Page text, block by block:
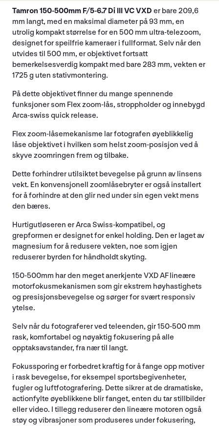
Tamron 150-500mm F/5-6.7 Di III VC VXD er bare 209,6
mm langt, med en maksimal diameter på 93 mm, en
utrolig kompakt størrelse for en 500 mm ultra-telezoom,
designet for speilfrie kameraer i fullformat. Selv når den
utvides til 500 mm, er objektivet fortsatt
bemerkelsesverdig kompakt med bare 283 mm, vekten er
1725 g uten stativmontering.
På dette objektivet finner du mange spennende
funksjoner som Flex zoom-lås, stroppholder og innebygd
Arca-swiss quick release.
Flex zoom-låsemekanisme lar fotografen øyeblikkelig
låse objektivet i hvilken som helst zoom-posisjon ved å
skyve zoomringen frem og tilbake.
Dette forhindrer utilsiktet bevegelse på grunn av linsens
vekt. En konvensjonell zoomlåsebryter er også installert
for å forhindre at den glir ned under sin egen vekt mens
den bæres.
Hurtigutløseren er Arca Swiss-kompatibel, og
grepformen er designet for enkel holding. Den er laget av
magnesium for å redusere vekten, noe som igjen
reduserer byrden for håndholdt skyting.
150-500mm har den meget anerkjente VXD AF lineære
motorfokusmekanismen som gir ekstrem høyhastighets
og presisjonsbevegelse og sørger for svært responsiv
ytelse.
Selv når du fotograferer ved teleenden, gir 150-500 mm
rask, komfortabel og nøyaktig fokusering på alle
opptaksavstander, fra nær til langt.
Fokussporing er forbedret kraftig for å fange opp motiver
i rask bevegelse, for eksempel sportsbegivenheter,
fugler og luftfotografering. Dette sikrer at de dramatiske,
actionfylte øyeblikkene blir fanget, enten du tar stillbilder
eller video. I tillegg reduserer den lineære motoren også
støy og vibrasjoner som produseres under fokusering,